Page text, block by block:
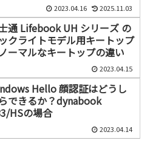
2023.04.16 2025.11.03
通 Lifebook UH シリーズ の
クライトモデル用キートップ
ーマルなキートップの違い
2023.04.15
Hello 顔認証はどうし
できるか？dynabook
HSの場合
2023.04.14